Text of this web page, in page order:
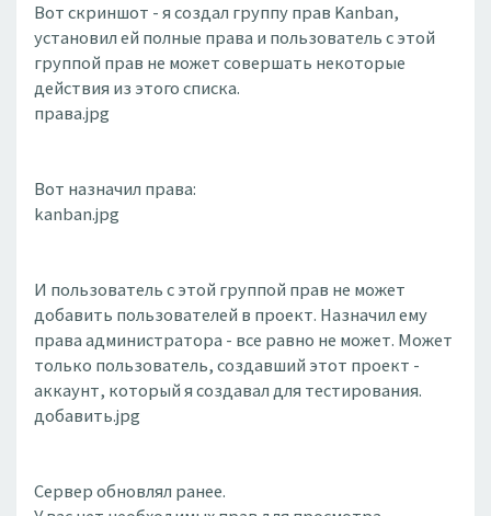
Вот скриншот - я создал группу прав Kanban,
установил ей полные права и пользователь с этой
группой прав не может совершать некоторые
действия из этого списка.
права.jpg
Вот назначил права:
kanban.jpg
И пользователь с этой группой прав не может
добавить пользователей в проект. Назначил ему
права администратора - все равно не может. Может
только пользователь, создавший этот проект -
аккаунт, который я создавал для тестирования.
добавить.jpg
Сервер обновлял ранее.